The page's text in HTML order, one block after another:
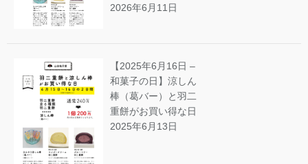
2026年6月11日
【2025年6月16日 –
和菓子の日】涼しん
棒（葛バー）と羽二
重餅がお買い得な日
2025年6月13日